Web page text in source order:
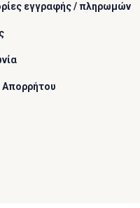
εγγραφής / πληρωμών
Απορρήτου